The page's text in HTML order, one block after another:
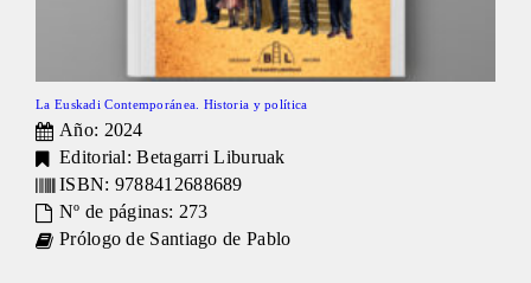
La Euskadi Contemporánea. Historia y política
Año: 2024
Editorial: Betagarri Liburuak
ISBN: 9788412688689
Nº de páginas: 273
Prólogo de Santiago de Pablo